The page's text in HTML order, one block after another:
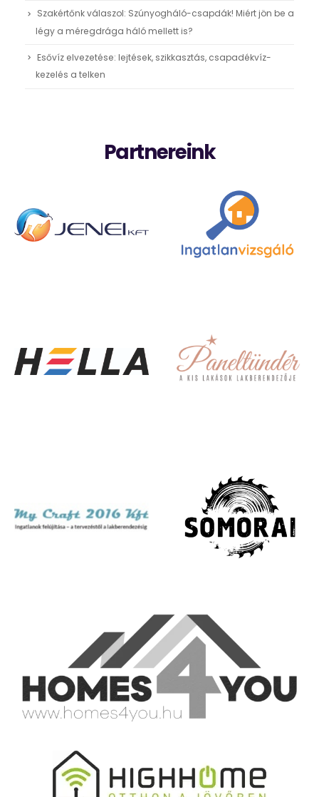
Szakértőnk válaszol: Szúnyogháló-csapdák! Miért jön be a
légy a méregdrága háló mellett is?
Esővíz elvezetése: lejtések, szikkasztás, csapadékvíz-
kezelés a telken
Partnereink